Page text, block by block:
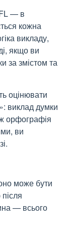
— в
кожна
викладу,
якщо ви
за змістом та
оцінювати
виклад думки
орфографія
ви
може бути
— всього